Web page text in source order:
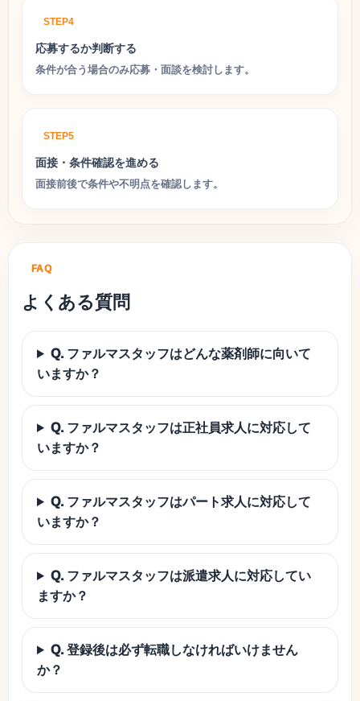
STEP4
応募するか判断する
条件が合う場合のみ応募・面談を検討します。
STEP5
面接・条件確認を進める
面接前後で条件や不明点を確認します。
FAQ
よくある質問
Q. ファルマスタッフはどんな薬剤師に向いて
いますか？
Q. ファルマスタッフは正社員求人に対応して
いますか？
Q. ファルマスタッフはパート求人に対応して
いますか？
Q. ファルマスタッフは派遣求人に対応してい
ますか？
Q. 登録後は必ず転職しなければいけません
か？